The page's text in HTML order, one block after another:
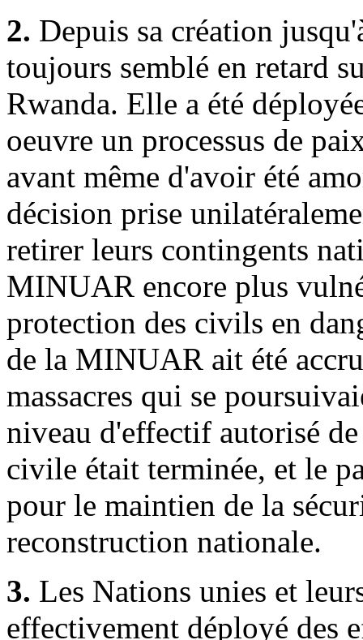
2. Depuis sa création
toujours semblé en retard
Rwanda. Elle a été
oeuvre un processus de
avant même d'avoir été
décision prise
retirer leurs contingents
MINUAR encore plus
protection des civils en
de la MINUAR ait été
massacres qui se
niveau d'effectif autorisé
civile était terminée, et le
pour le maintien de la
reconstruction nationale.
3. Les Nations unies et
effectivement déployé des